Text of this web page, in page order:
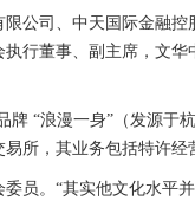
公司、中天国际金融
行董事、副主席，文
牌 “浪漫一身”（发源
所，其业务包括特许经
员。“其实他文化水平